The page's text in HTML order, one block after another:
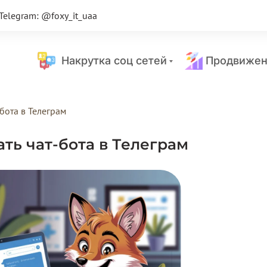
@foxy_it_uaa
Накрутка соц сетей
в Телеграм
чат-бота в Телеграм